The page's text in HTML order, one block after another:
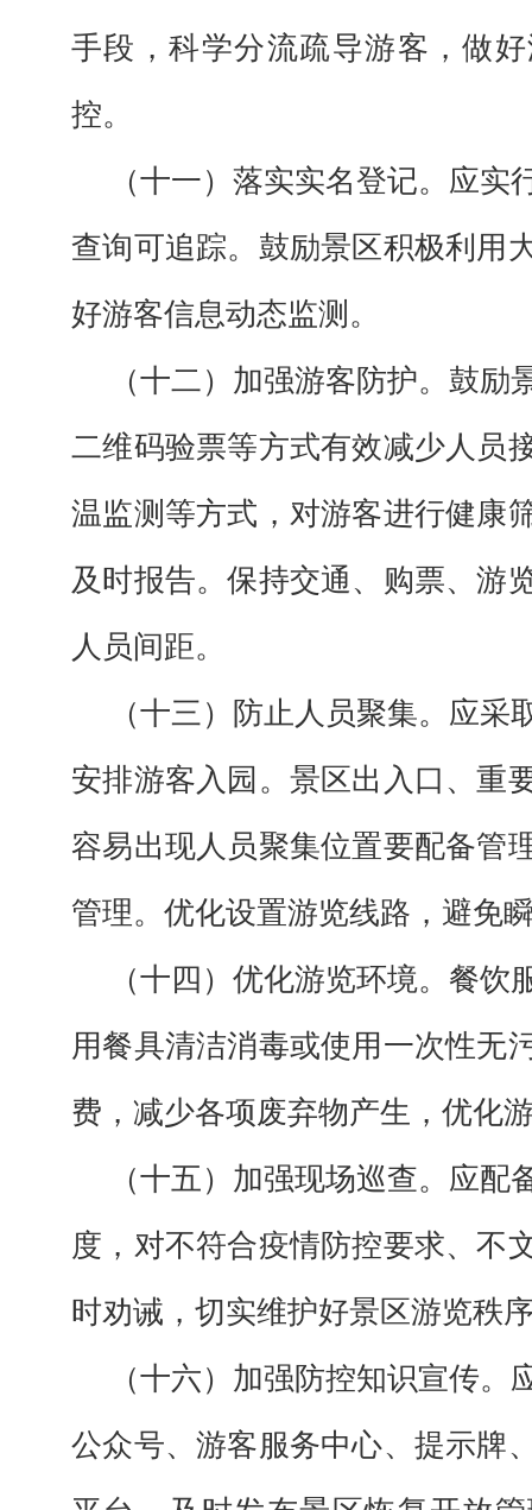
手段，科学分流疏导游客，做
控。
（十一）落实实名登记。应实
查询可追踪。鼓励景区积极利用
好游客信息动态监测。
（十二）加强游客防护。鼓励
二维码验票等方式有效减少人员
温监测等方式，对游客进行健康
及时报告。保持交通、购票、游
人员间距。
（十三）防止人员聚集。应采
安排游客入园。景区出入口、重
容易出现人员聚集位置要配备管
管理。优化设置游览线路，避免
（十四）优化游览环境。餐饮
用餐具清洁消毒或使用一次性无
费，减少各项废弃物产生，优化
（十五）加强现场巡查。应配
度，对不符合疫情防控要求、不
时劝诫，切实维护好景区游览秩
（十六）加强防控知识宣传。
公众号、游客服务中心、提示牌